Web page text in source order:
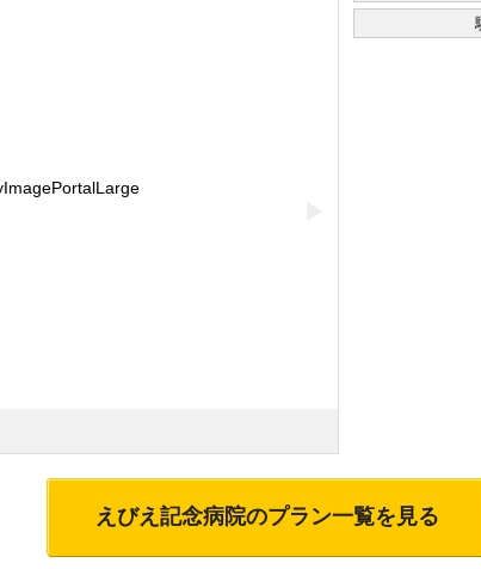
えびえ記念病院のプラン一覧を見る